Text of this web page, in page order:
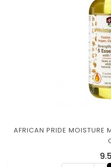
AFRICAN PRIDE MOISTURE